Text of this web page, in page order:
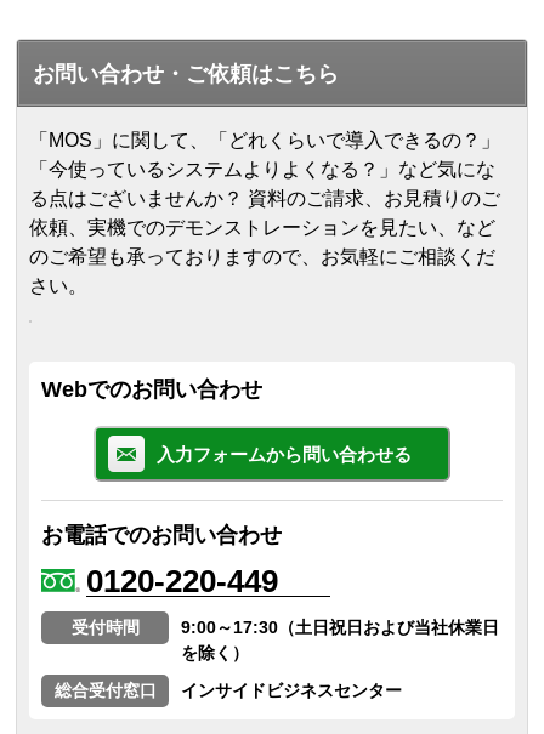
お問い合わせ・ご依頼はこちら
「MOS」に関して、「どれくらいで導入できるの？」
「今使っているシステムよりよくなる？」など気にな
る点はございませんか？ 資料のご請求、お見積りのご
依頼、実機でのデモンストレーションを見たい、など
のご希望も承っておりますので、お気軽にご相談くだ
さい。
Webでのお問い合わせ
入力フォームから問い合わせる
お電話でのお問い合わせ
0120-220-449
受付時間
9:00～17:30（土日祝日および当社休業日
を除く）
総合受付窓口
インサイドビジネスセンター